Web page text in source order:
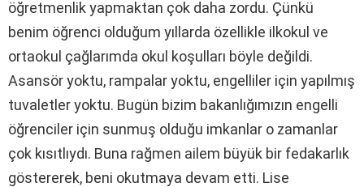
öğretmenlik yapmaktan çok daha zordu. Çünkü
benim öğrenci olduğum yıllarda özellikle ilkokul ve
ortaokul çağlarımda okul koşulları böyle değildi.
Asansör yoktu, rampalar yoktu, engelliler için yapılmış
tuvaletler yoktu. Bugün bizim bakanlığımızın engelli
öğrenciler için sunmuş olduğu imkanlar o zamanlar
çok kısıtlıydı. Buna rağmen ailem büyük bir fedakarlık
göstererek, beni okutmaya devam etti. Lise